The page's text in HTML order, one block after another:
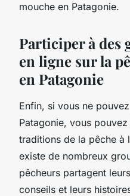
mouche en Patagonie.
Participer à des
en ligne sur la
en Patagonie
Enfin, si vous ne
Patagonie, vous
traditions de la pêche à
existe de nombreux
pêcheurs partagent
conseils et leurs